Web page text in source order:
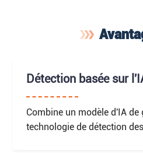
Détection basée sur
Combine un modèle d'IA
technologie de détection